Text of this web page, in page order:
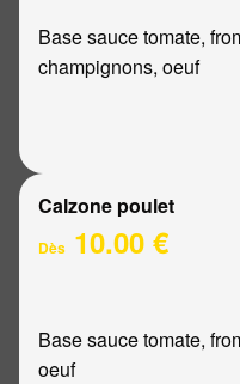
Base sauce tomate,
champignons, oeuf
Calzone poulet
Dès 10.00 €
Base sauce tomate,
oeuf